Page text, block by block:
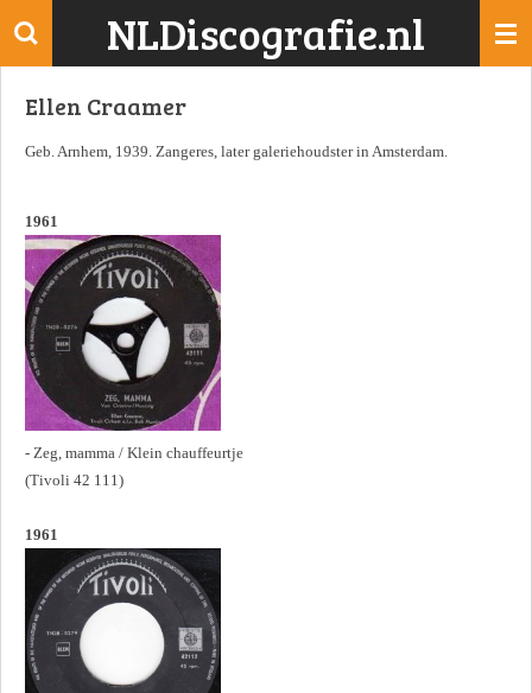
Ga
de
NLDiscografie.nl
Ellen Craamer
Geb. Arnhem, 1939. Zangeres, later galeriehoudster in Amsterdam.
1961
- Zeg, mamma / Klein chauffeurtje
(Tivoli 42 111)
1961